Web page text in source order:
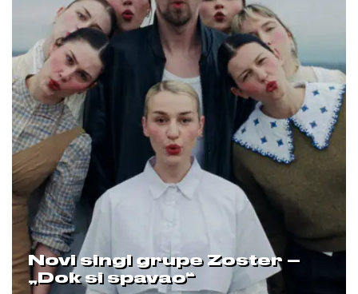
Novi singl grupe Zoster –
„Dok si spavao“